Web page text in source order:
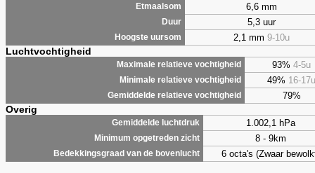
Etmaalsom 6,6 mm
Duur 5,3 uur
Hoogste uursom 2,1 mm 9-10u
Luchtvochtigheid
Maximale relatieve vochtigheid 93% 4-5u
Minimale relatieve vochtigheid 49% 16-17u
Gemiddelde relatieve vochtigheid 79%
Overig
Gemiddelde luchtdruk 1.002,1 hPa
Minimum opgetreden zicht 8 - 9km
Bedekkingsgraad van de bovenlucht 6 octa's (Zwaar